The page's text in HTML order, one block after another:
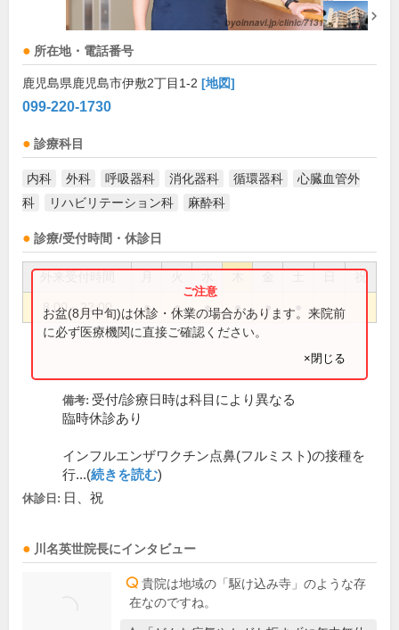
所在地・電話番号
鹿児島県鹿児島市伊敷2丁目1-2 [地図]
099-220-1730
診療科目
内科 外科 呼吸器科 消化器科 循環器科
心臓血管外
科
リハビリテーション科 麻酔科
診療/受付時間・休診日
祝
8:00～22:00 ● ● ● ● ●
お盆(8月中旬)は休診・休業の場合があります。来院前
に必ず医療機関に直接ご確認ください。
×閉じる
備考: 受付/診療日時は科目により異なる
臨時休診あり
インフルエンザワクチン点鼻(フルミスト)の接種を
行...(続きを読む)
休診日: 日、祝
川名英世院長にインタビュー
貴院は地域の「駆け込み寺」のような存
在なのですね。